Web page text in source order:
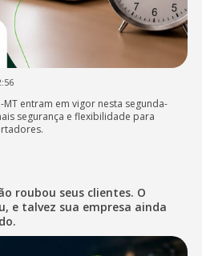
MT entram em vigor nesta segunda-
segurança e flexibilidade para
roubou seus clientes. O
e talvez sua empresa ainda